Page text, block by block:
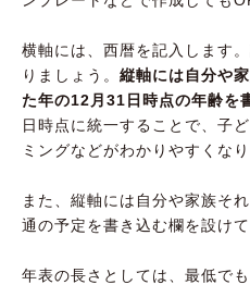
横軸には、西暦を記入します
りましょう。 縦軸には自分や
た年の12月31日時点の年齢を
日時点に統一することで、子
ミングなどがわかりやすくなり
また、縦軸には自分や家族そ
通の予定を書き込む欄を設けて
年表の長さとしては、最低で